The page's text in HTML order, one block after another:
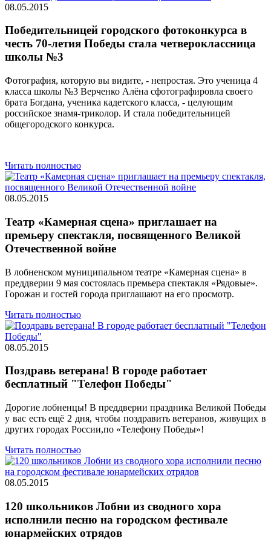
08.05.2015
Победительницей городского фотоконкурса в
честь 70-летия Победы стала четвероклассница
школы №3
Фотография, которую вы видите, - непростая. Это ученица 4
класса школы №3 Верченко Алёна сфотографировла своего
брата Богдана, ученика кадетского класса, - целующим
российское знамя-триколор. И стала победительницей
общегородского конкурса.
Читать полностью
08.05.2015
Театр «Камерная сцена» приглашает на
премьеру спектакля, посвященного Великой
Отечественной войне
В лобненском муниципальном театре «Камерная сцена» в
преддверии 9 мая состоялась премьера спектакля «Рядовые».
Горожан и гостей города приглашают на его просмотр.
Читать полностью
08.05.2015
Поздравь ветерана! В городе работает
бесплатный "Телефон Победы"
Дорогие лобненцы! В преддверии праздника Великой Победы
у вас есть ещё 2 дня, чтобы поздравить ветеранов, живущих в
других городах России,по «Телефону Победы»!
Читать полностью
08.05.2015
120 школьников Лобни из сводного хора
исполнили песню на городском фестивале
юнармейских отрядов